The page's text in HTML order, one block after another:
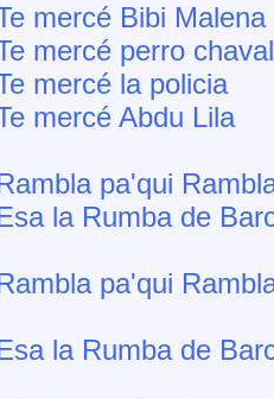
mercé Bibi Malena
mercé perro chaval
mercé la policia
mercé Abdu Lila
pa'qui
la Rumba de
pa'qui
la Rumba de